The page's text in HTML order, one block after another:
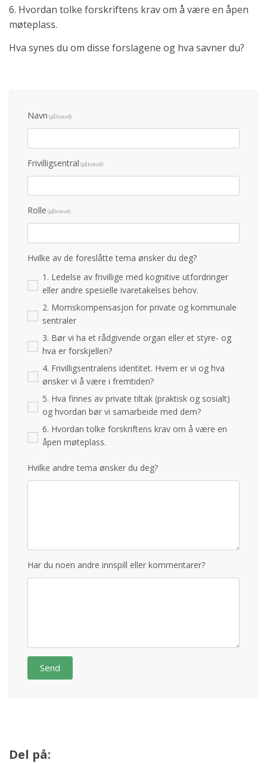
6. Hvordan tolke forskriftens krav om å være en åpen
møteplass.
Hva synes du om disse forslagene og hva savner du?
Navn (påkrevd)
Frivilligsentral (påkrevd)
Rolle (påkrevd)
Hvilke av de foreslåtte tema ønsker du deg?
1. Ledelse av frivillige med kognitive utfordringer
eller andre spesielle ivaretakelses behov.
2. Momskompensasjon for private og kommunale
sentraler
3. Bør vi ha et rådgivende organ eller et styre- og
hva er forskjellen?
4. Frivilligsentralens identitet. Hvem er vi og hva
ønsker vi å være i fremtiden?
5. Hva finnes av private tiltak (praktisk og sosialt)
og hvordan bør vi samarbeide med dem?
6. Hvordan tolke forskriftens krav om å være en
åpen møteplass.
Hvilke andre tema ønsker du deg?
Har du noen andre innspill eller kommentarer?
Send
Del på: